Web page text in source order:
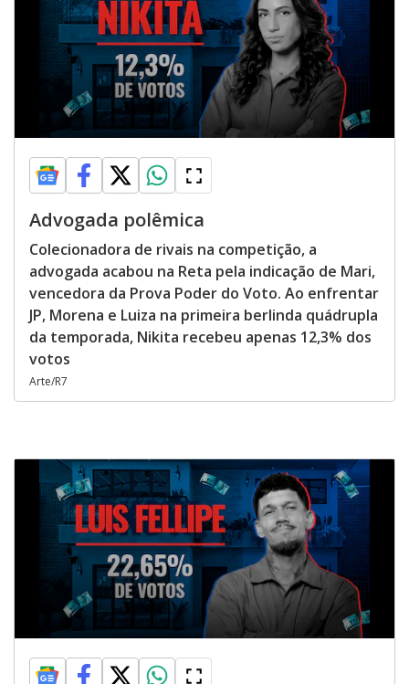
Advogada polêmica
Colecionadora de rivais na competição, a
advogada acabou na Reta pela indicação de Mari,
vencedora da Prova Poder do Voto. Ao enfrentar
JP, Morena e Luiza na primeira berlinda quádrupla
da temporada, Nikita recebeu apenas 12,3% dos
votos
Arte/R7